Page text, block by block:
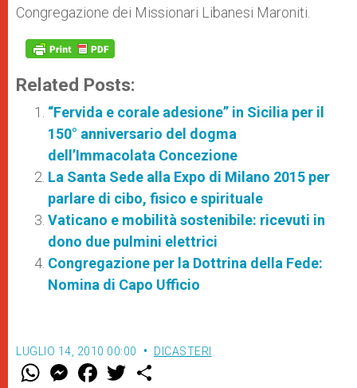
Congregazione dei Missionari Libanesi Maroniti.
Related Posts:
“Fervida e corale adesione” in Sicilia per il
150° anniversario del dogma
dell’Immacolata Concezione
La Santa Sede alla Expo di Milano 2015 per
parlare di cibo, fisico e spirituale
Vaticano e mobilità sostenibile: ricevuti in
dono due pulmini elettrici
Congregazione per la Dottrina della Fede:
Nomina di Capo Ufficio
LUGLIO 14, 2010 00:00 DICASTERI
W M
e
F
a w